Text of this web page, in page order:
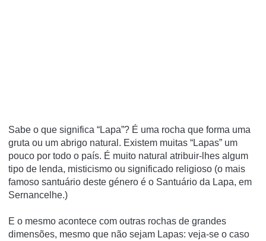
Sabe o que significa “Lapa”? É uma rocha que forma uma
gruta ou um abrigo natural. Existem muitas “Lapas” um
pouco por todo o país. É muito natural atribuir-lhes algum
tipo de lenda, misticismo ou significado religioso (o mais
famoso santuário deste género é o Santuário da Lapa, em
Sernancelhe.)
E o mesmo acontece com outras rochas de grandes
dimensões, mesmo que não sejam Lapas: veja-se o caso